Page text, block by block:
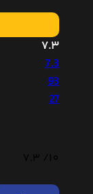
7.3
7.3
93
27
10/
7.3